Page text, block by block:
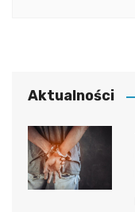
Aktualności